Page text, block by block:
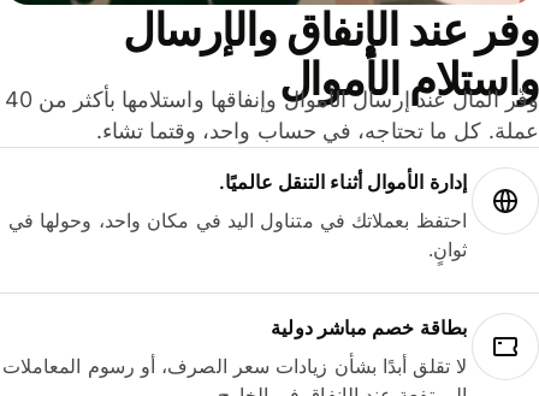
عند الإنفاق والإرسال
الأموال
وفّر المال عند إرسال الأموال وإنفاقها واستلامها بأكثر من 40
كل ما تحتاجه، في حساب واحد، وقتما تشاء.
إدارة الأموال أثناء التنقل عالميًا.
احتفظ بعملاتك في متناول اليد في مكان واحد، وحولها في
ثوانٍ.
بطاقة خصم مباشر دولية
لا تقلق أبدًا بشأن زيادات سعر الصرف، أو رسوم المعاملات